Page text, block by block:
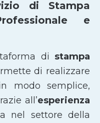
di Stampa
e
di stampa
di realizzare
modo semplice,
all’esperienza
nel settore della